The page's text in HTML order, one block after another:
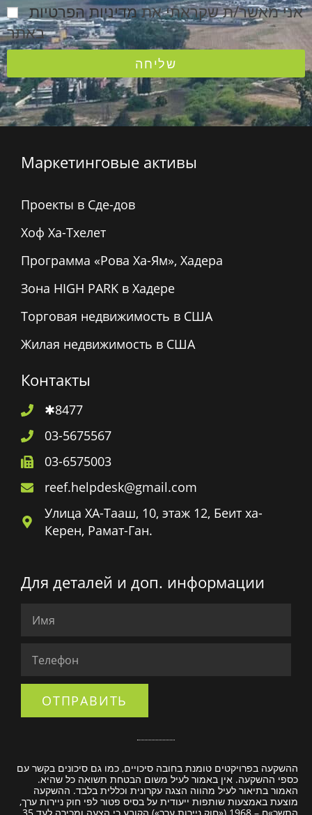
אני מאשר/ת שקראתי אתמדיניות הפרטיות
באתר
שליחה
Маркетинговые активы
Проекты в Сде-дов
Хоф Ха-Тхелет
Программа «Рова Ха-Ям», Хадера
Зона HIGH PARK в Хадере
Торговая недвижимость в США
Жилая недвижимость в США
Контакты
✱8477
03-5675567
03-6575003
reef.helpdesk@gmail.com
Улица ХА-Тааш, 10, этаж 12, Беит ха-
Керен, Рамат-Ган.
Для деталей и доп. информации
ОТПРАВИТЬ
ההשקעה בפרויקטים טומנת בחובה סיכויים, כמו גם סיכונים בקשר עם
כספי ההשקעה. אין באמור לעיל משום הבטחת תשואה כל שהיא.
האמור בתיאור לעיל מהווה הצגה עקרונית וכללית בלבד. ההשקעה
מוצעת באמצעות שותפות ייעודית על בסיס פטור לפי חוק ניירות ערך,